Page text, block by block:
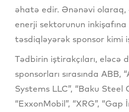
əhatə edir. Ənənəvi olaraq,
enerji sektorunun
təsdiqləyərək sponsor kimi
Tədbirin iştirakçıları, eləcə
sponsorları sırasında ABB,
Systems LLC”, “Baku Steel
“ExxonMobil”, “XRG”, “Gap